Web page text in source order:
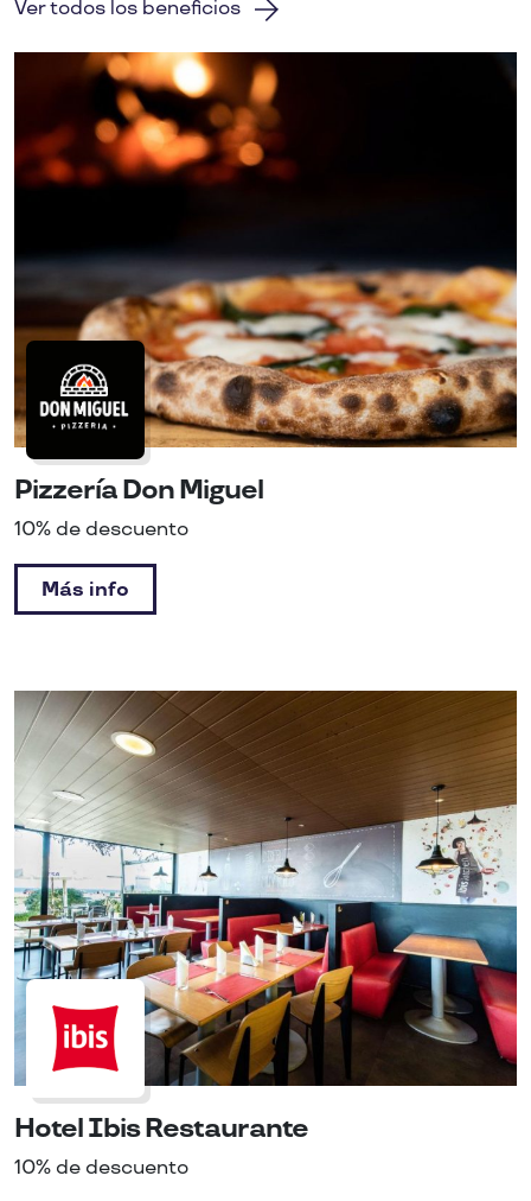
Ver todos los beneficios
Pizzería Don Miguel
10% de descuento
Más info
Hotel Ibis Restaurante
10% de descuento